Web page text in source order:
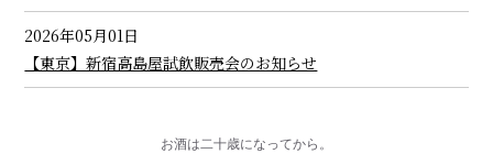
2026年05月01日
【東京】新宿高島屋試飲販売会のお知らせ
お酒は二十歳になってから。